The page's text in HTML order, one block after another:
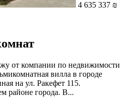
4 635 337 ₪
от компании по недвижимости
вилла в городе
на ул. Ракефет 115.
районе города. В...